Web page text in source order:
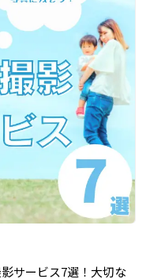
サービス7選！大切な